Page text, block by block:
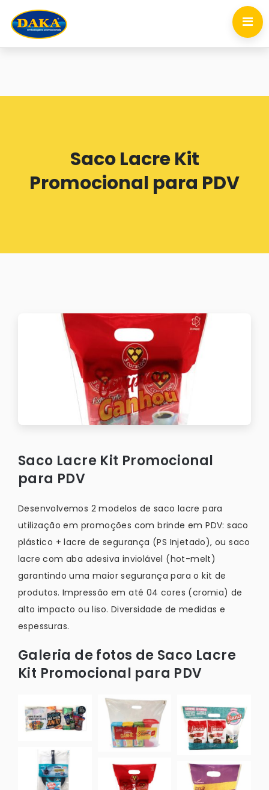
Saco Lacre Kit
Promocional para PDV
Saco Lacre Kit Promocional
para PDV
Desenvolvemos 2 modelos de saco lacre para
utilização em promoções com brinde em PDV: saco
plástico + lacre de segurança (PS Injetado), ou saco
lacre com aba adesiva inviolável (hot-melt)
garantindo uma maior segurança para o kit de
produtos. Impressão em até 04 cores (cromia) de
alto impacto ou liso. Diversidade de medidas e
espessuras.
Galeria de fotos de Saco Lacre
Kit Promocional para PDV